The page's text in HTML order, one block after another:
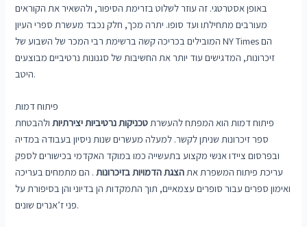
באופן אסטרטגי. זה עוזר לשלוט בזרימת הסיפור, ולהשאיר את הקוראים
מעורבים מתחילתו ועד סופו. יתרה מכך, חלק נכבד מעשרת ספרי העיון
המובילים בכריכה קשה ברשימת רבי המכר של השבוע של NY Times הם
זיכרונות, המדגישים עוד יותר את החשיבות של סגנונות נרטיביים מבוצעים
היטב.
פיתוח דמות
פיתוח דמות הוא המפתח להעשרתטכניקות נרטיביות יצירתיותולהבטחת
ספר זיכרונות שניתן לקשר. למעלה מעשרים שנות ניסיון בעבודה במדיה
ובפרסום ציידו אנשי מקצוע בתעשייה כמו במוקד האקדמי בכישורים לספק
עריכת פיתוח המשפרת אתהצגת הדמויות בזיכרונות. הם מתמחים בעריכה
ואימון ספרים עבור סופרים עצמאיים, תוך התמקדות הן בדיוני והן בסיפורת על
פני ז’אנרים שונים.